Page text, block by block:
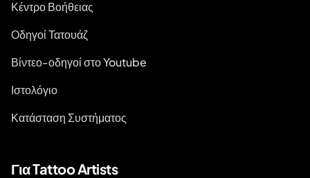
Κέντρο Βοήθειας
Οδηγοί Τατουάζ
Βίντεο-οδηγοί στο Youtube
Ιστολόγιο
Κατάσταση Συστήματος
Για Tattoo Artists